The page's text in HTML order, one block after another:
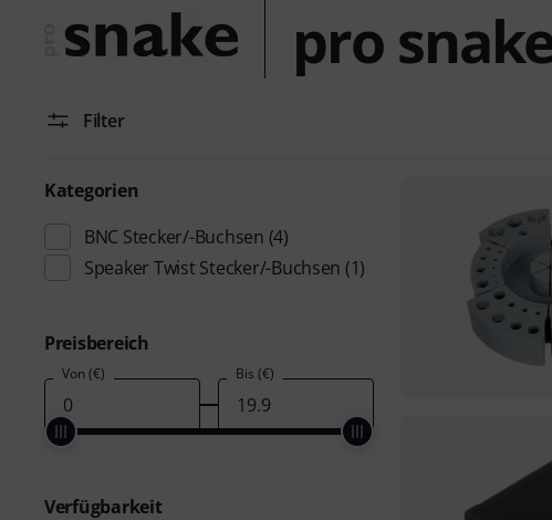
pro
Filter
Kategorien
BNC Stecker/-Buchsen (4)
Speaker Twist Stecker/-Buchsen (1)
Preisbereich
Von (€) Bis (€)
Verfügbarkeit